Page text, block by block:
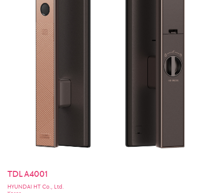
TDL A4001
HYUNDAI HT Co., Ltd.